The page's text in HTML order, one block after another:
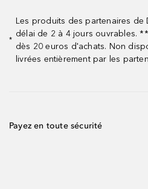
*
Les produits des partenaires de
délai de 2 à 4 jours ouvrables.
dès 20 euros d'achats. Non
livrées entièrement par les
Payez en toute sécurité